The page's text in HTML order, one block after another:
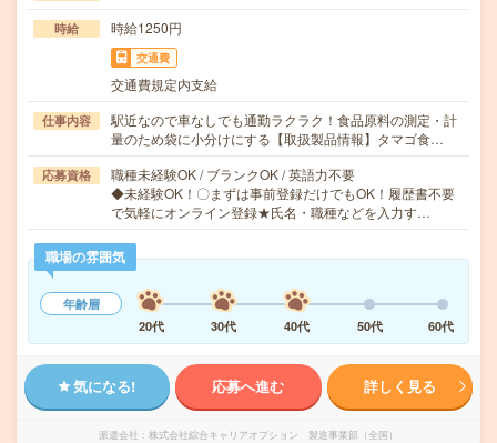
時給 時給1250円
交通費
交通費規定内支給
仕事内容
駅近なので車なしでも通勤ラクラク！食品原料の測定・計
量のため袋に小分けにする【取扱製品情報】タマゴ食…
応募資格
職種未経験OK / ブランクOK / 英語力不要
◆未経験OK！〇まずは事前登録だけでもOK！履歴書不要
で気軽にオンライン登録★氏名・職種などを入力す…
職場の雰囲気
年齢層
20代
30代 40代 50代 60代
気になる! 応募へ進む 詳しく見る
派遣会社 株式会社綜合キャリアオプション 製造事業部（全国）